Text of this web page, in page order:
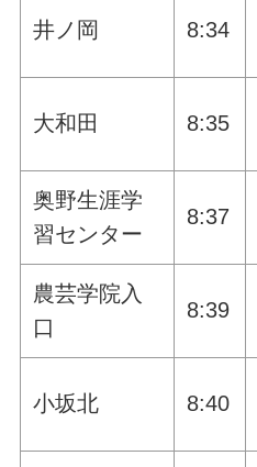
井ノ岡 8:34
大和田 8:35
奥野生涯学
習センター
8:37
農芸学院入
口
8:39
小坂北 8:40